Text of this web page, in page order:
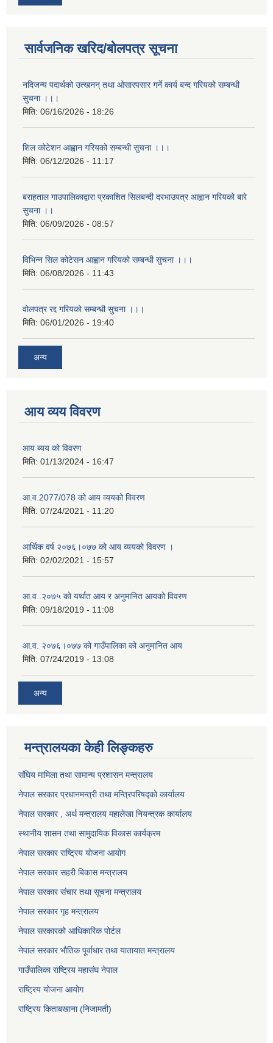
सार्वजनिक खरिद/बोलपत्र सूचना
नदिजन्य पदार्थको उत्खनन् तथा ओसारपसार गर्ने कार्य बन्द गरियको सम्बन्धी
सुचना ।।।
मिति: 06/16/2026 - 18:26
शिल कोटेशन आह्वान गरियको सम्बन्धी सुचना ।।।
मिति: 06/12/2026 - 11:17
बराहताल गाउपालिकाद्वारा प्रकाशित सिलबन्दी दरभाउपत्र आह्वान गरियको बारे
सुचना ।।
मिति: 06/09/2026 - 08:57
विभिन्न सिल कोटेसन आह्वान गरियको सम्बन्धी सुचना ।।।
मिति: 06/08/2026 - 11:43
वोलपत्र रद्द गरियको सम्बन्धी सुचना ।।।
मिति: 06/01/2026 - 19:40
अन्य
आय व्यय विवरण
आय ब्यय को विवरण
मिति: 01/13/2024 - 16:47
आ.व.2077/078 को आय व्ययको विवरण
मिति: 07/24/2021 - 11:20
आर्थिक वर्ष २०७६।०७७ को आय व्ययको विवरण ।
मिति: 02/02/2021 - 15:57
आ.व .२०७५ को यर्थात आय र अनुमानित आयको विवरण
मिति: 09/18/2019 - 11:08
आ.व. २०७६।०७७ को गाउँपालिका को अनुमानित आय
मिति: 07/24/2019 - 13:08
अन्य
मन्त्रालयका केही लिङ्कहरु
संघिय मामिला तथा सामान्य प्रशासन मन्त्रालय
नेपाल सरकार प्रधानमन्त्री तथा मन्त्रिपरिषद्को कार्यालय
नेपाल सरकार , अर्थ मन्त्रालय महालेखा नियन्त्रक कार्यालय
स्थानीय शासन तथा सामुदायिक विकास कार्यक्रम
नेपाल सरकार राष्ट्रिय योजना आयोग
नेपाल सरकार सहरी बिकास मन्त्रालय
नेपाल सरकार संचार तथा सूचना मन्त्रालय
नेपाल सरकार गृह मन्त्रालय
नेपाल सरकारको आधिकारिक पोर्टल
नेपाल सरकार भौतिक पूर्वाधार तथा यातायात मन्त्रालय
गाउँपालिका राष्ट्रिय महासंघ नेपाल
राष्ट्रिय योजना आयोग
राष्ट्रिय किताबखाना (निजामती)